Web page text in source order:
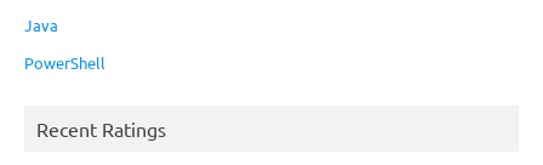
Java
PowerShell
Recent Ratings